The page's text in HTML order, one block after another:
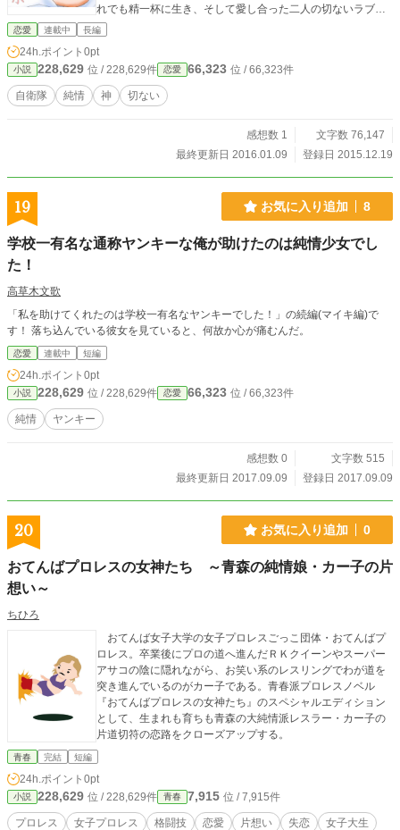
れでも精一杯に生き、そして愛し合った二人の切ないラブス
トーリー。 ※本作品は平成26年5月～8月にPixivに掲載した
載中です。 http://ncode.syosetu.com/n1883da/
恋愛 連載中 長編
24h.ポイント 0pt
小説 228,629 位 / 228,629件 恋愛 66,323 位 / 66,323件
自衛隊 純情 神 切ない
感想数 1
文字数 76,147
最終更新日 2016.01.09
登録日 2015.12.19
19 お気に入り追加 8
学校一有名な通称ヤンキーな俺が助けたのは純情少女でし
た！
高草木文歌
「私を助けてくれたのは学校一有名なヤンキーでした！」の続編(マイキ編)で
す！ 落ち込んでいる彼女を見ていると、何故か心が痛むんだ。
恋愛 連載中 短編
24h.ポイント 0pt
小説 228,629 位 / 228,629件 恋愛 66,323 位 / 66,323件
純情 ヤンキー
感想数 0
文字数 515
最終更新日 2017.09.09
登録日 2017.09.09
20 お気に入り追加 0
おてんばプロレスの女神たち ～青森の純情娘・カー子の片
想い～
ちひろ
おてんば女子大学の女子プロレスごっこ団体・おてんばプ
ロレス。卒業後にプロの道へ進んだＲＫクイーンやスーパー
アサコの陰に隠れながら、お笑い系のレスリングでわが道を
突き進んでいるのがカー子である。青春派プロレスノベル
『おてんばプロレスの女神たち』のスペシャルエディション
として、生まれも育ちも青森の大純情派レスラー・カー子の
片道切符の恋路をクローズアップする。
青春 完結 短編
24h.ポイント 0pt
小説 228,629 位 / 228,629件 青春 7,915 位 / 7,915件
プロレス 女子プロレス 格闘技 恋愛 片想い 失恋
女子大生